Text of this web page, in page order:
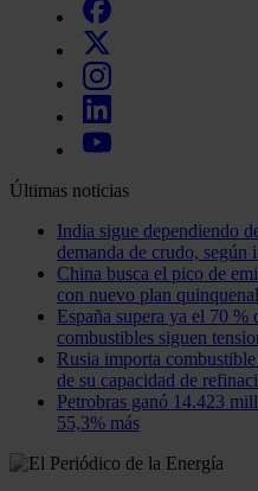
Últimas noticias
India sigue dependiendo
demanda de crudo,
China busca el pico de
con nuevo plan
España supera ya el 70 %
combustibles siguen
Rusia importa
de su capacidad de
Petrobras ganó 14.423
55,3% más